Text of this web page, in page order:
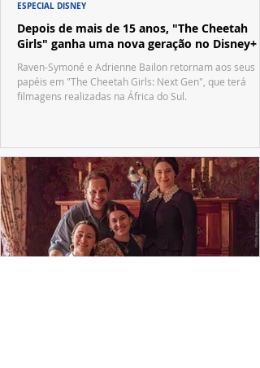
Depois de mais de 15 anos, "The Cheetah
Girls" ganha uma nova geração no Disney+
Raven-Symoné e Adrienne Bailon retornam aos seus
papéis em "The Cheetah Girls: Next Gen", que terá
filmagens realizadas na África do Sul.
ESPECIAL DISNEY